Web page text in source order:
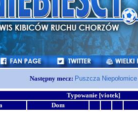
Następny mecz: Puszcza
Typowanie [viotek]
Dom